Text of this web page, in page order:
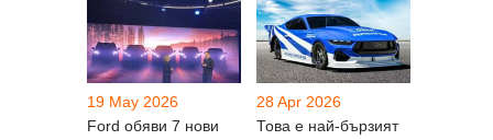
19 May 2026
Ford обяви 7 нови
28 Apr 2026
Това е най-бързият